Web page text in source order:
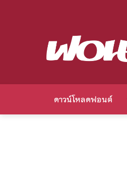
ดาวน์โหลดฟอนต์